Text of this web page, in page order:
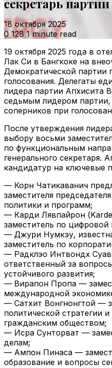
секретарь партии
18 октября 2025
01281 minute read
19 октября 2025 года в
Лак Си в Бангкоке на
Демократической партии
голосования. Делегаты
лидера партии Апхисита
седьмым лидером партии,
соперников при
После утверждения
выбору восьми
по функциональным
генерального секретаря.
кандидатур на ключевые
— Корн Чатикаванич
заместителя
политики и программ;
— Карди Лявпайрон
заместитель по цифровой
— Джури Нумкэу,
заместитель по
— Радклэо Интвондх
ответственный за
устойчивого развития;
— Вирапон Пропа —
международной
— Сатхит Вонгнонгтой —
политической стратегии
гражданским обществом;
— Исра Сунторват —
делам;
— Ампон Пинаса —
образование и вопросы